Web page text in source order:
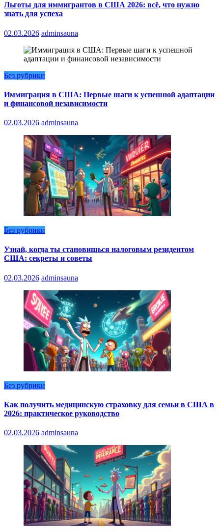
Льготы для иммигрантов в США 2026: всё, что нужно
знать для успеха
02.03.2026 adminsauna
Без рубрики
Иммиграция в США: Первые шаги к успешной адаптации
и финансовой независимости
02.03.2026 adminsauna
Без рубрики
Узнай, когда ты становишься налоговым резидентом
США: секреты и советы
02.03.2026 adminsauna
Без рубрики
Как получить медицинскую страховку для семьи в США в
2026: практическое руководство
02.03.2026 adminsauna